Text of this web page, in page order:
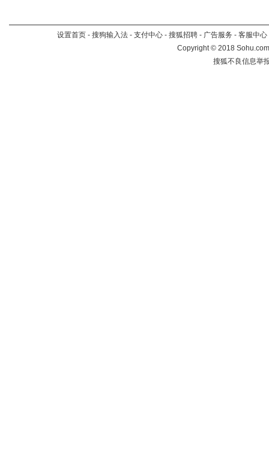
设置首页 - 搜狗输入法 - 支付中心 - 搜狐招聘 - 广告服务 - 客服中心
Copyright©2018
搜狐不良信息举